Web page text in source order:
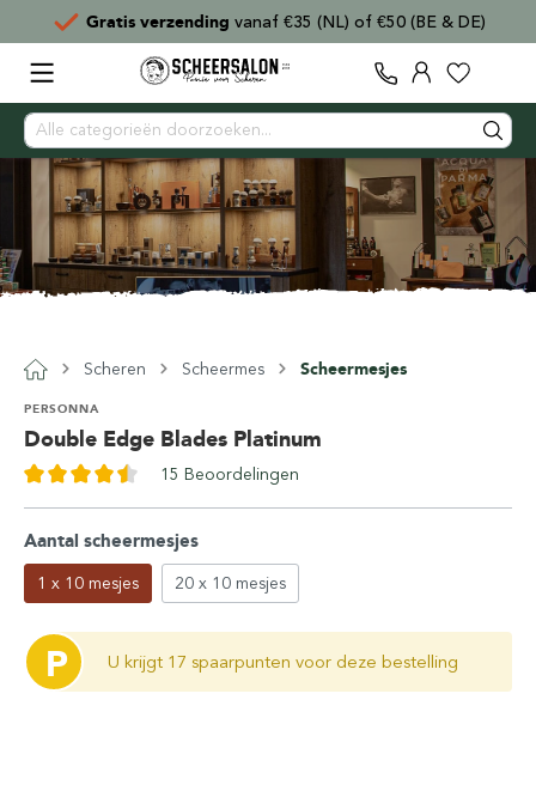
Gratis verzending vanaf €35 (NL) of €50 (BE & DE)
Scheren Scheermes Scheermesjes
Double Edge Blades Platinum
PERSONNA
15 Beoordelingen
Aantal scheermesjes
1 x 10 mesjes 20 x 10 mesjes
P U krijgt 17 spaarpunten voor deze bestelling